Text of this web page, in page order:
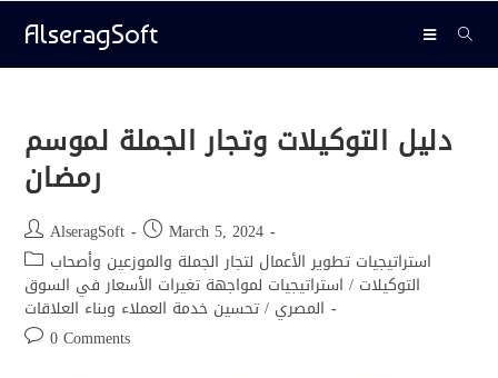
AlseragSoft
دليل التوكيلات وتجار الجملة لموسم
رمضان
AlseragSoft
March 5, 2024
استراتيجيات تطوير الأعمال لتجار الجملة والموزعين وأصحاب
التوكيلات / استراتيجيات لمواجهة تغيرات الأسعار في السوق
المصري / تحسين خدمة العملاء وبناء العلاقات
0 Comments